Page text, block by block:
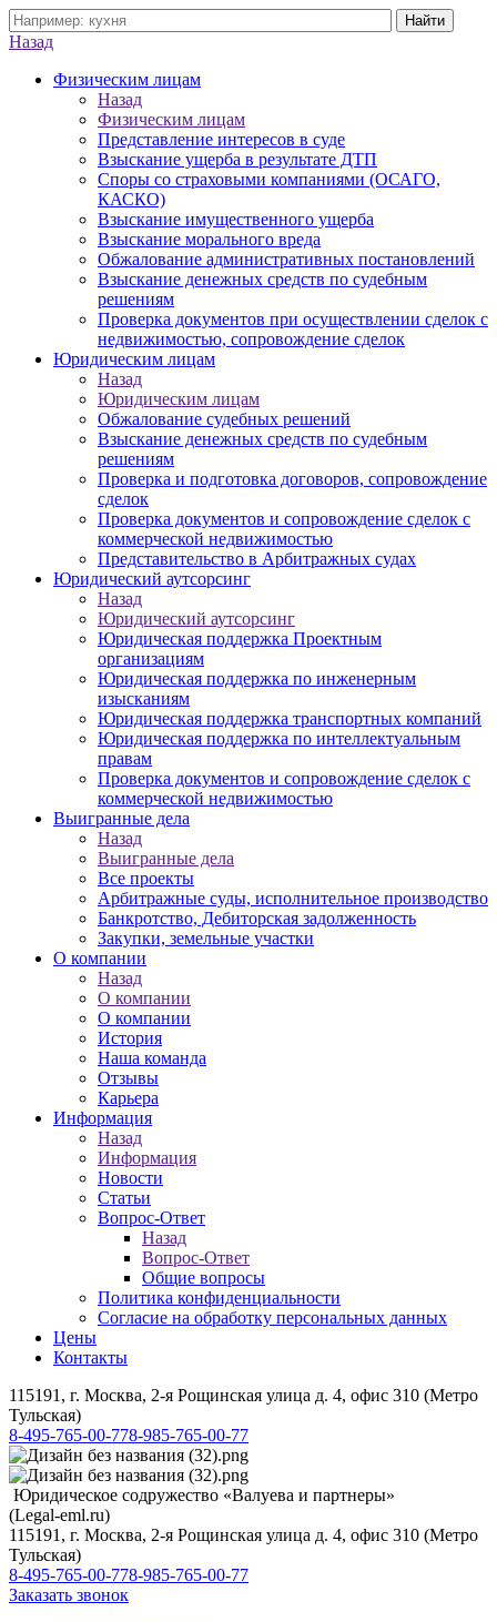
Назад
Физическим лицам
Назад
Физическим лицам
Представление интересов в суде
Взыскание ущерба в результате ДТП
Споры со страховыми компаниями (ОСАГО,
КАСКО)
Взыскание имущественного ущерба
Взыскание морального вреда
Обжалование административных постановлений
Взыскание денежных средств по судебным
решениям
Проверка документов при осуществлении сделок с
недвижимостью, сопровождение сделок
Юридическим лицам
Назад
Юридическим лицам
Обжалование судебных решений
Взыскание денежных средств по судебным
решениям
Проверка и подготовка договоров, сопровождение
сделок
Проверка документов и сопровождение сделок с
коммерческой недвижимостью
Представительство в Арбитражных судах
Юридический аутсорсинг
Назад
Юридический аутсорсинг
Юридическая поддержка Проектным
организациям
Юридическая поддержка по инженерным
изысканиям
Юридическая поддержка транспортных компаний
Юридическая поддержка по интеллектуальным
правам
Проверка документов и сопровождение сделок с
коммерческой недвижимостью
Выигранные дела
Назад
Выигранные дела
Все проекты
Арбитражные суды, исполнительное производство
Банкротство, Дебиторская задолженность
Закупки, земельные участки
О компании
Назад
О компании
О компании
История
Наша команда
Отзывы
Карьера
Информация
Назад
Информация
Новости
Статьи
Вопрос-Ответ
Назад
Вопрос-Ответ
Общие вопросы
Политика конфиденциальности
Согласие на обработку персональных данных
Цены
Контакты
115191, г. Москва, 2-я Рощинская улица д. 4, офис 310 (Метро
Тульская)
8-495-765-00-778-985-765-00-77
Юридическое содружество «Валуева и партнеры»
(Legal-eml.ru)
115191, г. Москва, 2-я Рощинская улица д. 4, офис 310 (Метро
Тульская)
8-495-765-00-778-985-765-00-77
Заказать звонок